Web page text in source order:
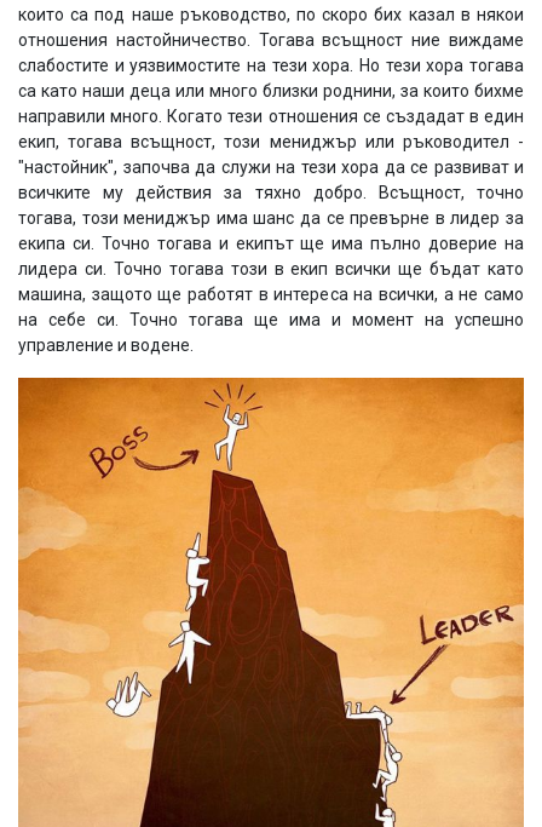
които са под наше ръководство, по скоро бих казал в някои
отношения настойничество. Тогава всъщност ние виждаме
слабостите и уязвимостите на тези хора. Но тези хора тогава
са като наши деца или много близки роднини, за които бихме
направили много. Когато тези отношения се създадат в един
екип, тогава всъщност, този мениджър или ръководител -
"настойник", започва да служи на тези хора да се развиват и
всичките му действия за тяхно добро. Всъщност, точно
тогава, този мениджър има шанс да се превърне в лидер за
екипа си. Точно тогава и екипът ще има пълно доверие на
лидера си. Точно тогава този в екип всички ще бъдат като
машина, защото ще работят в интереса на всички, а не само
на себе си. Точно тогава ще има и момент на успешно
управление и водене.